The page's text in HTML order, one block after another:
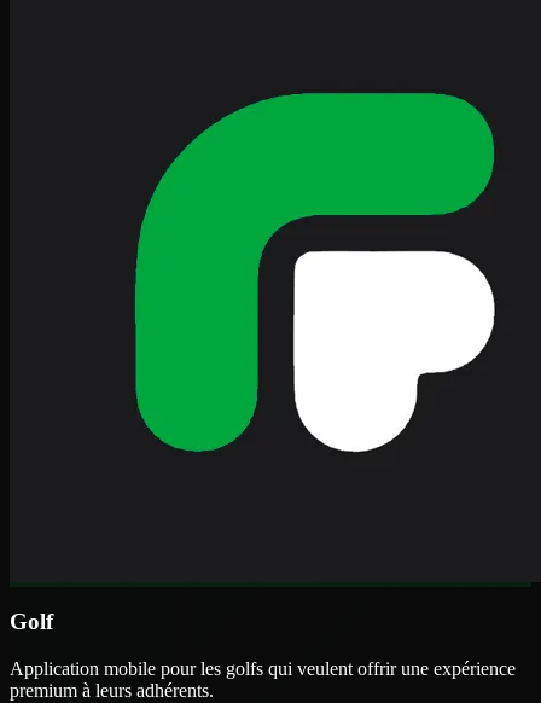
Golf
Application mobile pour les golfs qui veulent offrir une expérience
premium à leurs adhérents.